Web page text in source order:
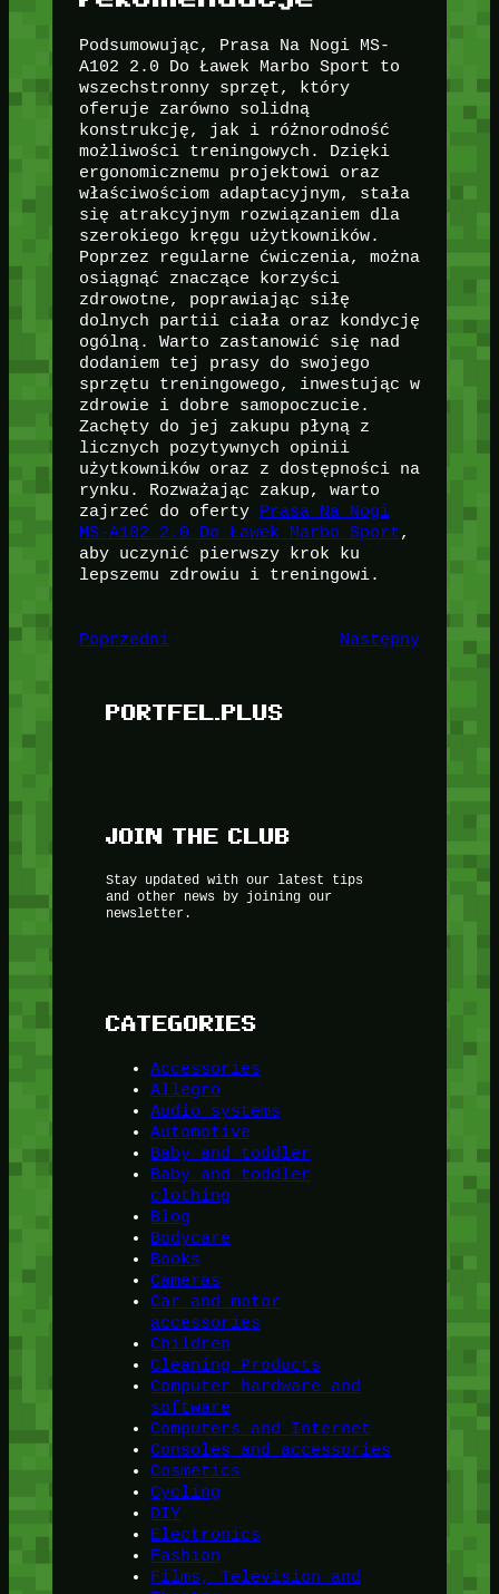
Podsumowując, Prasa Na Nogi MS-
A102 2.0 Do Ławek Marbo Sport to
wszechstronny sprzęt, który
oferuje zarówno solidną
konstrukcję, jak i różnorodność
możliwości treningowych. Dzięki
ergonomicznemu projektowi oraz
właściwościom adaptacyjnym, stała
się atrakcyjnym rozwiązaniem dla
szerokiego kręgu użytkowników.
Poprzez regularne ćwiczenia, można
osiągnąć znaczące korzyści
zdrowotne, poprawiając siłę
dolnych partii ciała oraz kondycję
ogólną. Warto zastanowić się nad
dodaniem tej prasy do swojego
sprzętu treningowego, inwestując w
zdrowie i dobre samopoczucie.
Zachęty do jej zakupu płyną z
licznych pozytywnych opinii
użytkowników oraz z dostępności na
rynku. Rozważając zakup, warto
zajrzeć do oferty Prasa Na Nogi
MS-A102 2.0 Do Ławek Marbo Sport,
aby uczynić pierwszy krok ku
lepszemu zdrowiu i treningowi.
Poprzedni Następny
PORTFEL.PLUS
JOIN THE CLUB
Stay updated with our latest tips
and other news by joining our
newsletter.
CATEGORIES
Accessories
Allegro
Audio systems
Automotive
Baby and toddler
Baby and toddler
clothing
Blog
Bodycare
Books
Cameras
Car and motor
accessories
Children
Cleaning Products
Computer hardware and
software
Computers and Internet
Consoles and accessories
Cosmetics
Cycling
DIY
Electronics
Fashion
Films, Television and